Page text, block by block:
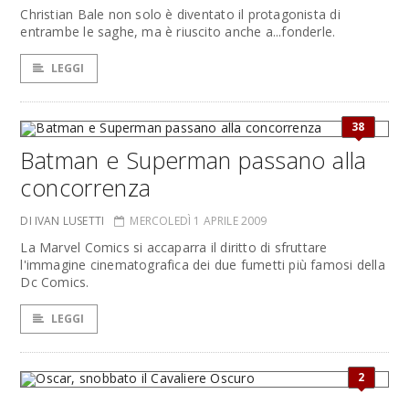
Christian Bale non solo è diventato il protagonista di
entrambe le saghe, ma è riuscito anche a...fonderle.
LEGGI
38
Batman e Superman passano alla
concorrenza
DI IVAN LUSETTI MERCOLEDÌ 1 APRILE 2009
La Marvel Comics si accaparra il diritto di sfruttare
l'immagine cinematografica dei due fumetti più famosi della
Dc Comics.
LEGGI
2